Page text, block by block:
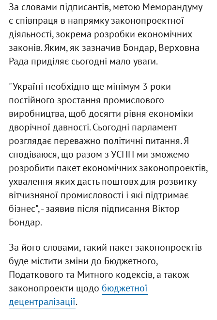
За словами підписантів, метою Меморандуму
є співпраця в напрямку законопроектної
діяльності, зокрема розробки економічних
законів. Яким, як зазначив Бондар, Верховна
Рада приділяє сьогодні мало уваги.
"Україні необхідно ще мінімум 3 роки
постійного зростання промислового
виробництва, щоб досягти рівня економіки
дворічної давності. Сьогодні парламент
розглядає переважно політичні питання. Я
сподіваюся, що разом з УСПП ми зможемо
розробити пакет економічних законопроектів,
ухвалення яких дасть поштовх для розвитку
вітчизняної промисловості і які підтримає
бізнес", - заявив після підписання Віктор
Бондар.
За його словами, такий пакет законопроектів
буде містити зміни до Бюджетного,
Податкового та Митного кодексів, а також
законопроекти щодо бюджетної
децентралізації.